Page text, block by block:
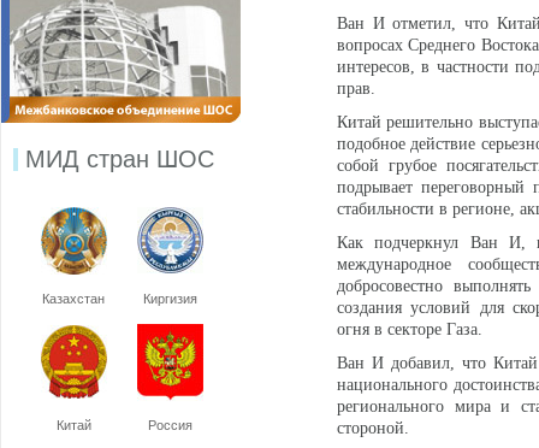
МИД стран ШОС
Казахстан Киргизия
Китай Россия
Ван И отметил, что Китай
вопросах Среднего
интересов, в частности
прав.
Китай решительно
подобное действие
собой грубое
подрывает переговорный
стабильности в регионе,
Как подчеркнул Ван И, в
международное
добросовестно
создания условий для
огня в секторе Газа.
Ван И добавил, что Китай
национального
регионального мира и
стороной.